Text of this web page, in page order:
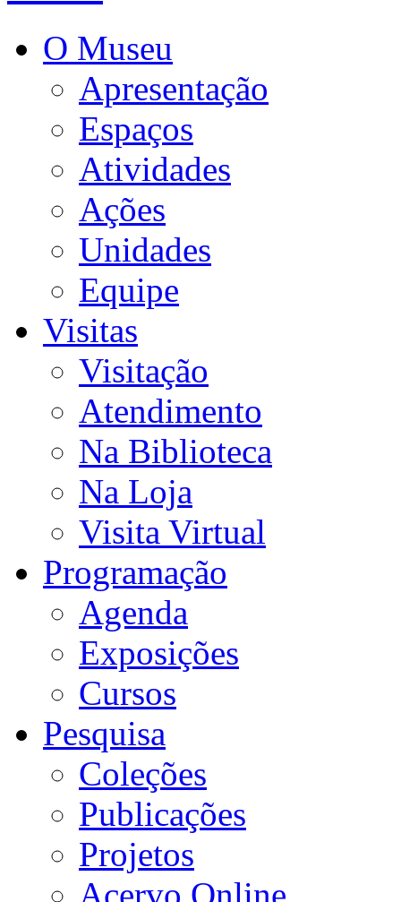
O Museu
Apresentação
Espaços
Atividades
Ações
Unidades
Equipe
Visitas
Visitação
Atendimento
Na Biblioteca
Na Loja
Visita Virtual
Programação
Agenda
Exposições
Cursos
Pesquisa
Coleções
Publicações
Projetos
Acervo Online